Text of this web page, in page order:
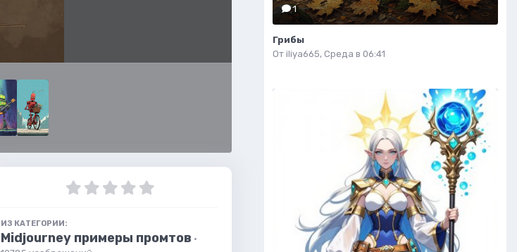
ИЗ КАТЕГОРИИ:
Midjourney примеры промтов ·
1
Грибы
От iliya665, Среда в 06:41